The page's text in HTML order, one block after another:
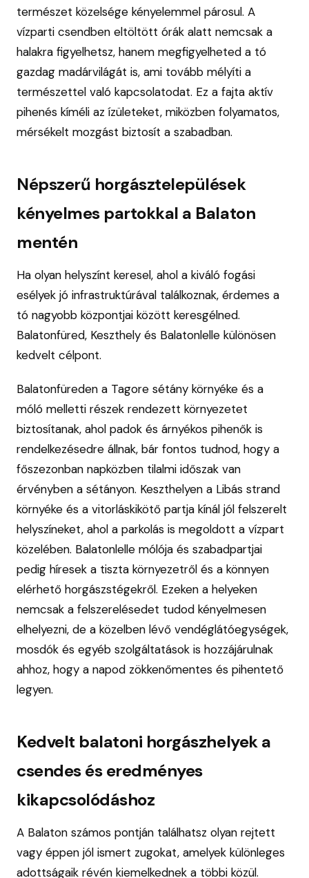
természet közelsége kényelemmel párosul. A
vízparti csendben eltöltött órák alatt nemcsak a
halakra figyelhetsz, hanem megfigyelheted a tó
gazdag madárvilágát is, ami tovább mélyíti a
természettel való kapcsolatodat. Ez a fajta aktív
pihenés kíméli az ízületeket, miközben folyamatos,
mérsékelt mozgást biztosít a szabadban.
Népszerű horgásztelepülések
kényelmes partokkal a Balaton
mentén
Ha olyan helyszínt keresel, ahol a kiváló fogási
esélyek jó infrastruktúrával találkoznak, érdemes a
tó nagyobb központjai között keresgélned.
Balatonfüred, Keszthely és Balatonlelle különösen
kedvelt célpont.
Balatonfüreden a Tagore sétány környéke és a
móló melletti részek rendezett környezetet
biztosítanak, ahol padok és árnyékos pihenők is
rendelkezésedre állnak, bár fontos tudnod, hogy a
főszezonban napközben tilalmi időszak van
érvényben a sétányon. Keszthelyen a Libás strand
környéke és a vitorláskikötő partja kínál jól felszerelt
helyszíneket, ahol a parkolás is megoldott a vízpart
közelében. Balatonlelle mólója és szabadpartjai
pedig híresek a tiszta környezetről és a könnyen
elérhető horgászstégekről. Ezeken a helyeken
nemcsak a felszerelésedet tudod kényelmesen
elhelyezni, de a közelben lévő vendéglátóegységek,
mosdók és egyéb szolgáltatások is hozzájárulnak
ahhoz, hogy a napod zökkenőmentes és pihentető
legyen.
Kedvelt balatoni horgászhelyek a
csendes és eredményes
kikapcsolódáshoz
A Balaton számos pontján találhatsz olyan rejtett
vagy éppen jól ismert zugokat, amelyek különleges
adottságaik révén kiemelkednek a többi közül.